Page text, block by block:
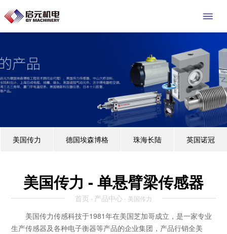
美国传力 德国埃森博格 珠海长陆 英国诺冠
美国传力 - 单悬臂梁传感器
首页 - 产品中心 - 美国传力
美国传力传感科技于1981年在美国芝加哥成立，是一家专业
生产传感器及各种电子衡器等产品的企业集团，产品行销全美